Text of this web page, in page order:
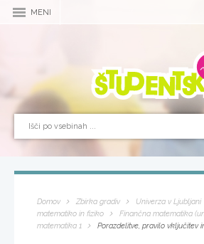
MENI
Domov Zbirka gradiv Univerza v Ljubljani
matematiko in fiziko
Finančna matematika
matematika 1
Porazdelitve, pravilo vključitev